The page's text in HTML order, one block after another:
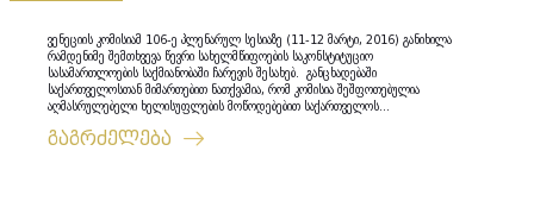
ვენეციის კომისიამ 106-ე პლენარულ სესიაზე (11-12 მარტი, 2016) განიხილა
რამდენიმე შემთხვევა წევრი სახელმწიფოების საკონსტიტუციო
სასამართლოების საქმიანობაში ჩარევის შესახებ. განცხადებაში
საქართველოსთან მიმართებით ნათქვამია, რომ კომისია შეშფოთებულია
აღმასრულებელი ხელისუფლების მოწოდებებით საქართველოს...
გაგრძელება